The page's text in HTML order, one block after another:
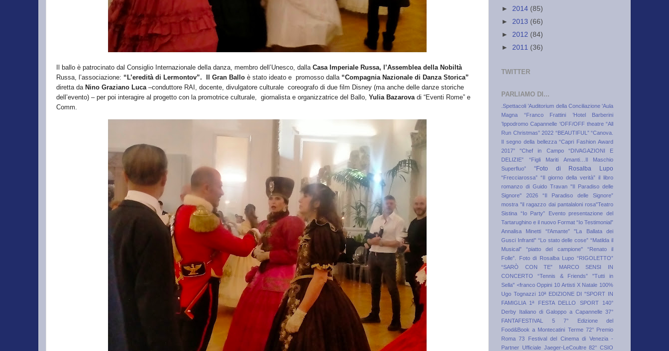
Il ballo è patrocinato dal Consiglio Internazionale della danza, membro dell’Unesco, dalla Casa Imperiale Russa, l’Assemblea della Nobiltà
Russa, l’associazione: “L’eredità di Lermontov”. Il Gran Ballo è stato ideato e promosso dalla “Compagnia Nazionale di Danza Storica”
diretta da Nino Graziano Luca–conduttore RAI, docente, divulgatore culturale coreografo di due film Disney (ma anche delle danze storiche
dell’evento) – per poi interagire al progetto con la promotrice culturale, giornalista e organizzatrice del Ballo, Yulia Bazarovadi “Eventi Rome” e
Comm.
► 2014 (85)
► 2013 (66)
► 2012 (84)
► 2011 (36)
TWITTER
PARLIAMO DI...
.Spettacoli ’Auditorium della Conciliazione 'Aula
Magna “Franco Frattini
’Hotel Barberini
’Ippodromo Capannelle 'OFF/OFF theatre “All
Run Christmas” 2022 “BEAUTIFUL” “Canova.
Il segno della bellezza “Capri Fashion Award
2017”
"Chef in Campo
“DIVAGAZIONI E
DELIZIE”
“Figli Mariti Amanti…Il Maschio
Superfluo”
“Foto di Rosalba Lupo
“Frecciarossa” “Il giorno della verità” il libro
romanzo di Guido Travan "Il Paradiso delle
Signore" 2026
“Il Paradiso delle Signore”
mostra "il ragazzo dai pantalaloni rosa"Teatro
Sistina “Io Party” Evento presentazione del
Tartarughino e il nuovo Format “Io Testimonial”
Annalisa Minetti
“l’Amante”
"La Ballata dei
Gusci Infranti" “Lo stato delle cose” “Matilda il
Musical”
“piatto del campione"
“Renato il
Folle”. Foto di Rosalba Lupo “RIGOLETTO”
“SARÒ CON TE” MARCO SENSI IN
CONCERTO
“Tennis & Friends”
"Tutti in
Sella" <franco Oppini 10 Artisti X Natale 100%
Ugo Tognazzi 10ª EDIZIONE DI "SPORT IN
FAMIGLIA 1ª FESTA DELLO SPORT
140°
Derby Italiano di Galoppo a Capannelle 37°
FANTAFESTIVAL
5
7° Edizione del
Food&Book a Montecatini Terme 72° Premio
Roma 73 Festival del Cinema di Venezia -
Partner Ufficiale Jaeger-LeCoultre 82° CSIO